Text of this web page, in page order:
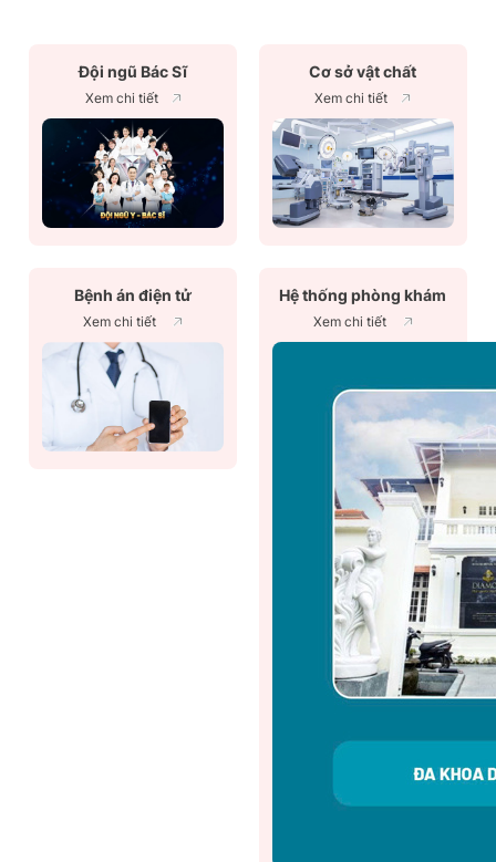
Đội ngũ Bác Sĩ
Xem chi tiết
Cơ sở vật chất
Xem chi tiết
Bệnh án điện tử
Xem chi tiết
Hệ thống phòng khám
Xem chi tiết